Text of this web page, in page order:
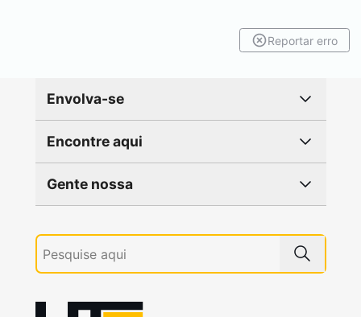
Reportar erro
Envolva-se
Encontre aqui
Gente nossa